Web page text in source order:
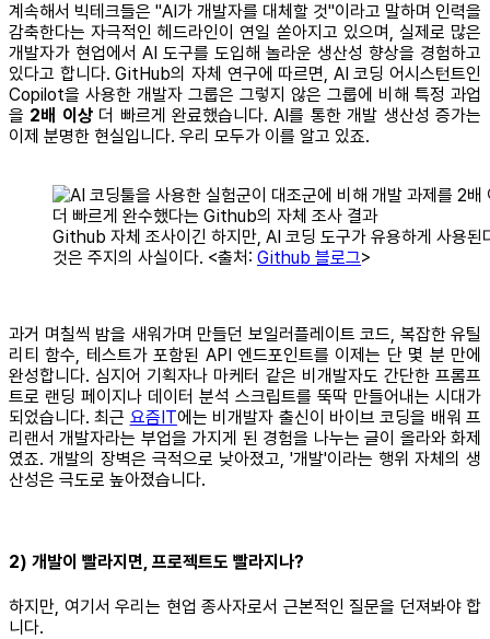
계속해서 빅테크들은 "AI가 개발자를 대체할 것"이라고 말하며 인력을
감축한다는 자극적인 헤드라인이 연일 쏟아지고 있으며, 실제로 많은
개발자가 현업에서 AI 도구를 도입해 놀라운 생산성 향상을 경험하고
있다고 합니다. GitHub의 자체 연구에 따르면, AI 코딩 어시스턴트인
Copilot을 사용한 개발자 그룹은 그렇지 않은 그룹에 비해 특정 과업
을 2배 이상더 빠르게 완료했습니다. AI를 통한 개발 생산성 증가는
이제 분명한 현실입니다. 우리 모두가 이를 알고 있죠.
Github 자체 조사이긴 하지만, AI 코딩 도구가 유용하게 사용된
것은 주지의 사실이다. <출처: Github 블로그>
과거 며칠씩 밤을 새워가며 만들던 보일러플레이트 코드, 복잡한 유틸
리티 함수, 테스트가 포함된 API 엔드포인트를 이제는 단 몇 분 만에
완성합니다. 심지어 기획자나 마케터 같은 비개발자도 간단한 프롬프
트로 랜딩 페이지나 데이터 분석 스크립트를 뚝딱 만들어내는 시대가
되었습니다. 최근 요즘IT에는 비개발자 출신이 바이브 코딩을 배워 프
리랜서 개발자라는 부업을 가지게 된 경험을 나누는 글이 올라와 화제
였죠. 개발의 장벽은 극적으로 낮아졌고, '개발'이라는 행위 자체의 생
산성은 극도로 높아졌습니다.
2) 개발이 빨라지면, 프로젝트도 빨라지나?
하지만, 여기서 우리는 현업 종사자로서 근본적인 질문을 던져봐야 합
니다.